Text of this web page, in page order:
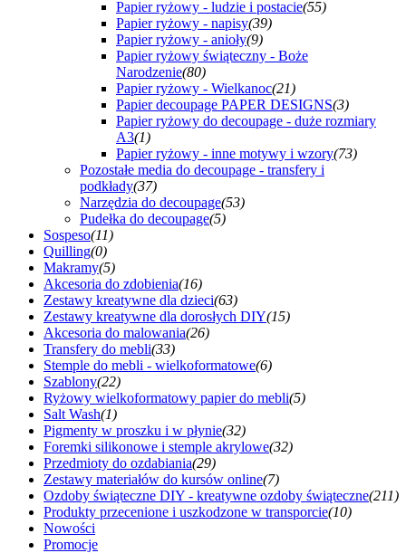
Papier ryżowy - ludzie i postacie(55)
Papier ryżowy - napisy(39)
Papier ryżowy - anioły(9)
Papier ryżowy świąteczny - Boże
Narodzenie(80)
Papier ryżowy - Wielkanoc(21)
Papier decoupage PAPER DESIGNS(3)
Papier ryżowy do decoupage - duże rozmiary
A3(1)
Papier ryżowy - inne motywy i wzory(73)
Pozostałe media do decoupage - transfery i
podkłady(37)
Narzędzia do decoupage(53)
Pudełka do decoupage(5)
Sospeso(11)
Quilling(0)
Makramy(5)
Akcesoria do zdobienia(16)
Zestawy kreatywne dla dzieci(63)
Zestawy kreatywne dla dorosłych DIY(15)
Akcesoria do malowania(26)
Transfery do mebli(33)
Stemple do mebli - wielkoformatowe(6)
Szablony(22)
Ryżowy wielkoformatowy papier do mebli(5)
Salt Wash(1)
Pigmenty w proszku i w płynie(32)
Foremki silikonowe i stemple akrylowe(32)
Przedmioty do ozdabiania(29)
Zestawy materiałów do kursów online(7)
Ozdoby świąteczne DIY - kreatywne ozdoby świąteczne(211)
Produkty przecenione i uszkodzone w transporcie(10)
Nowości
Promocje